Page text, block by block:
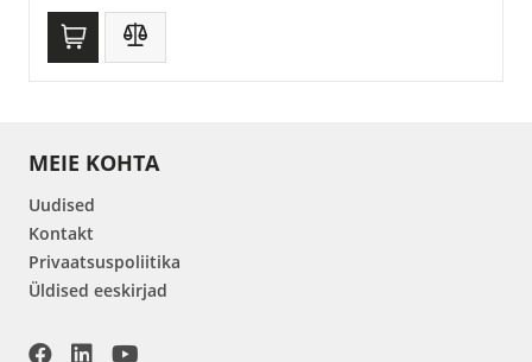
MEIE KOHTA
Uudised
Kontakt
Privaatsuspoliitika
Üldised eeskirjad